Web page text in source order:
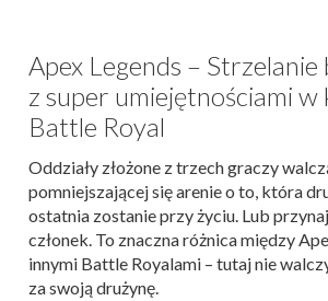
Apex Legends –
z super umiejętnościami w
Battle Royal
Oddziały złożone z trzech graczy
pomniejszającej się arenie o to, która
ostatnia zostanie przy życiu. Lub
członek. To znaczna różnica między
innymi Battle Royalami – tutaj nie
za swoją drużynę.